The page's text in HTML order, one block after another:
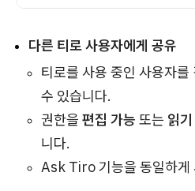
다른 티로 사용자에게 공유
티로를 사용 중인 사용자
수 있습니다.
권한을 편집 가능 또는 읽
니다.
Ask Tiro 기능을 동일하게